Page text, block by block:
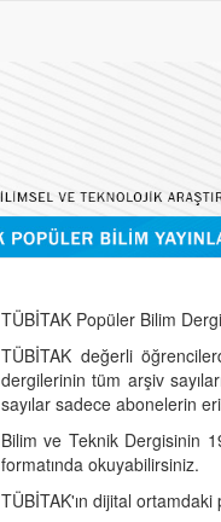
TÜBİTAK Popüler Bilim
TÜBİTAK değerli
dergilerinin tüm arşiv
sayılar sadece abonelerin
Bilim ve Teknik Dergisinin
formatında okuyabilirsiniz.
TÜBİTAK'ın dijital